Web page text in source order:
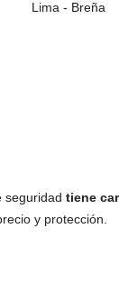
Lima - Breña
seguridad tiene
y protección.